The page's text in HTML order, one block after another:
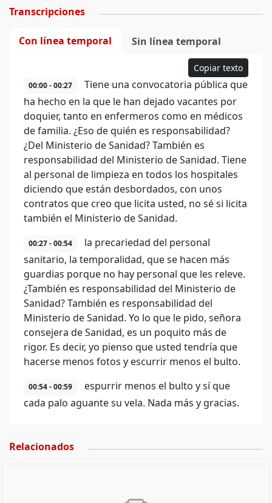
Transcripciones
Con línea temporal Sin línea temporal
Copiar texto
00:00 - 00:27
Tiene una convocatoria pública que
ha hecho en la que le han dejado vacantes por
doquier, tanto en enfermeros como en médicos
de familia. ¿Eso de quién es responsabilidad?
¿Del Ministerio de Sanidad? También es
responsabilidad del Ministerio de Sanidad. Tiene
al personal de limpieza en todos los hospitales
diciendo que están desbordados, con unos
contratos que creo que licita usted, no sé si licita
también el Ministerio de Sanidad.
00:27 - 00:54
la precariedad del personal
sanitario, la temporalidad, que se hacen más
guardias porque no hay personal que les releve.
¿También es responsabilidad del Ministerio de
Sanidad? También es responsabilidad del
Ministerio de Sanidad. Yo lo que le pido, señora
consejera de Sanidad, es un poquito más de
rigor. Es decir, yo pienso que usted tendría que
hacerse menos fotos y escurrir menos el bulto.
00:54 - 00:59
espurrir menos el bulto y sí que
cada palo aguante su vela. Nada más y gracias.
Relacionados